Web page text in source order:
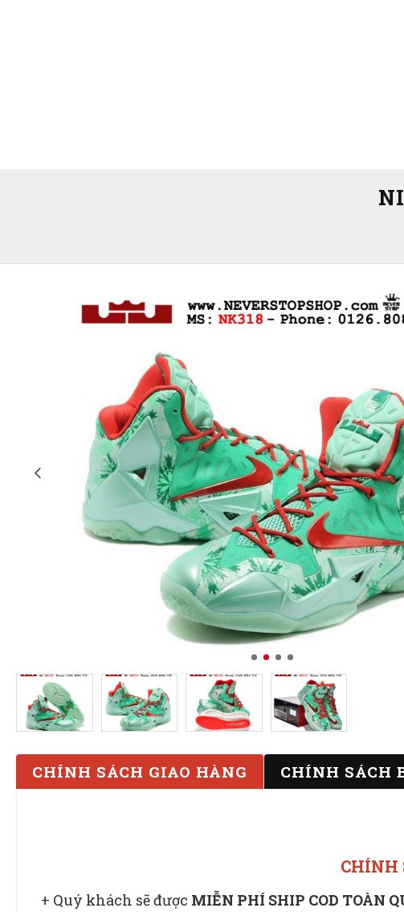
CHÍNH SÁCH GIAO HÀNG CHÍNH SÁCH
CHÍNH
+ Quý khách sẽ được MIỄN PHÍ SHIP COD TOÀN